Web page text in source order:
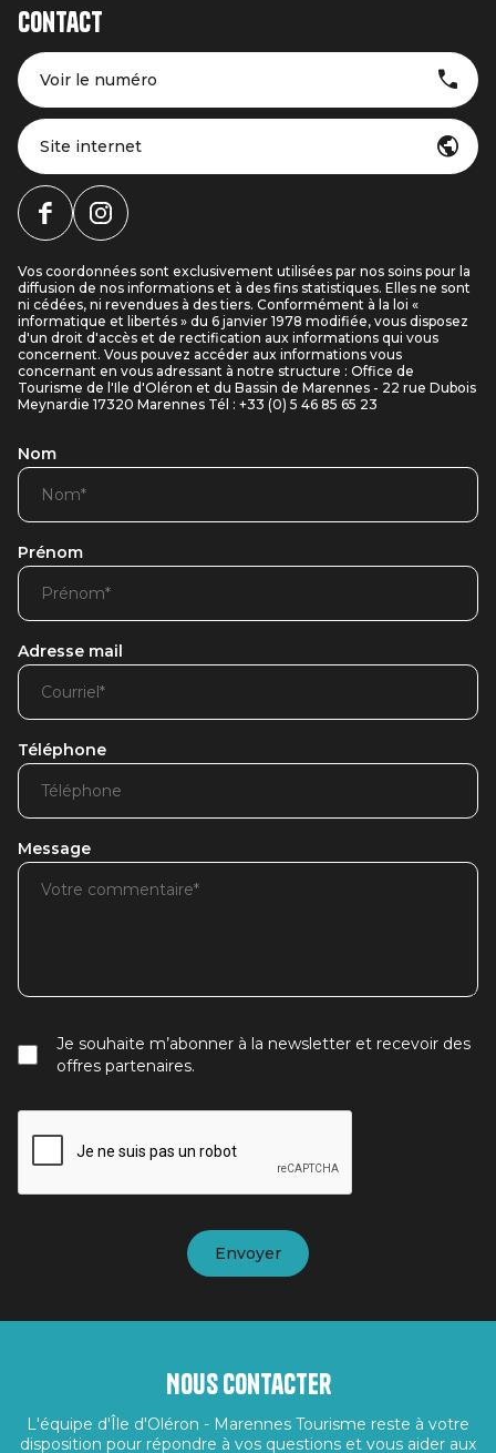
Contact
Voir le numéro
Site internet
Vos coordonnées sont exclusivement utilisées par nos soins pour la
diffusion de nos informations et à des fins statistiques. Elles ne sont
ni cédées, ni revendues à des tiers. Conformément à la loi «
informatique et libertés » du 6 janvier 1978 modifiée, vous disposez
d'un droit d'accès et de rectification aux informations qui vous
concernent. Vous pouvez accéder aux informations vous
concernant en vous adressant à notre structure : Office de
Tourisme de l'Ile d'Oléron et du Bassin de Marennes - 22 rue Dubois
Meynardie 17320 Marennes Tél : +33 (0) 5 46 85 65 23
Nom
Prénom
Adresse mail
Téléphone
Message
Je souhaite m’abonner à la newsletter et recevoir des
offres partenaires.
Nous contacter
L'équipe d'Île d'Oléron - Marennes Tourisme reste à votre
disposition pour répondre à vos questions et vous aider aux